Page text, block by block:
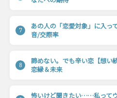
7
あの人の「恋愛対象」に入っ
音/交際率
8
諦めない。でも辛い恋【想い
恋縁＆未来
怖いけど聞きたい……私って